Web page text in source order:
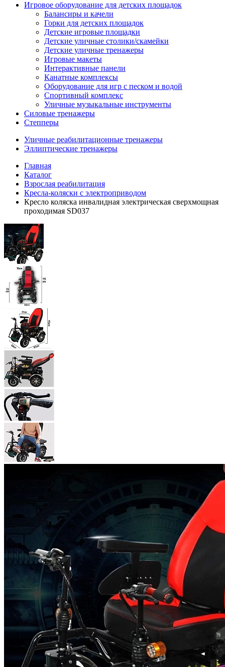
Игровое оборудование для детских площадок
Балансиры и качели
Горки для детских площадок
Детские игровые площадки
Детские уличные столики/скамейки
Детские уличные тренажеры
Игровые макеты
Интерактивные панели
Канатные комплексы
Оборудование для игр с песком и водой
Спортивный комплекс
Уличные музыкальные инструменты
Силовые тренажеры
Степперы
Уличные реабилитационные тренажеры
Эллиптические тренажеры
Главная
Каталог
Взрослая реабилитация
Кресла-коляски с электроприводом
Кресло коляска инвалидная электрическая сверхмощная
проходимая SD037